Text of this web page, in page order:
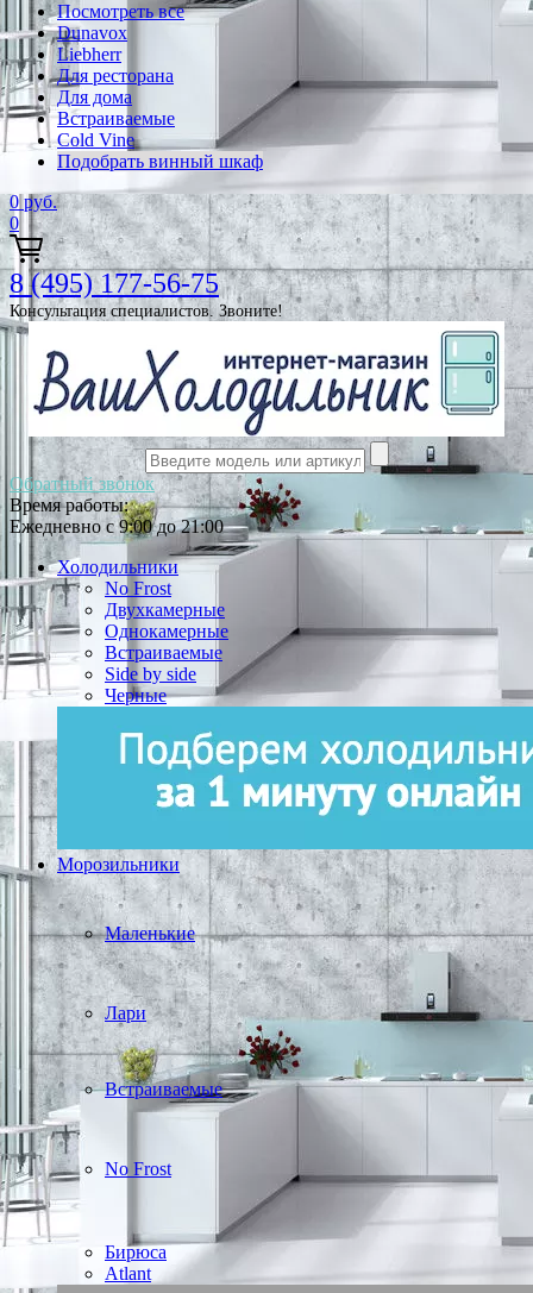
Посмотреть все
Dunavox
Liebherr
Для ресторана
Для дома
Встраиваемые
Cold Vine
Подобрать винный шкаф
0 руб.
0
8 (495) 177-56-75
Консультация специалистов. Звоните!
Обратный звонок
Время работы:
Ежедневно с 9:00 до 21:00
Холодильники
No Frost
Двухкамерные
Однокамерные
Встраиваемые
Side by side
Черные
Морозильники
Маленькие
Лари
Встраиваемые
No Frost
Бирюса
Atlant